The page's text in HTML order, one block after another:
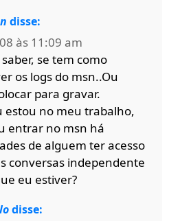
disse:
às 11:09 am
se tem como
os logs do msn..Ou
para gravar.
estou no meu trabalho,
entrar no msn há
de alguem ter acesso
conversas independente
eu estiver?
disse: